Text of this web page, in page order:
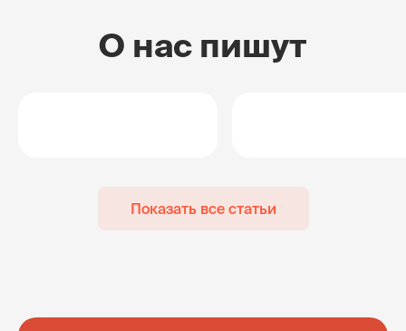
О нас пишут
Показать все статьи